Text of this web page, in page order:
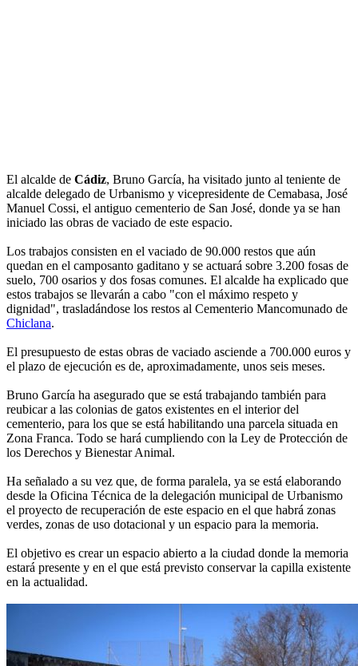
El alcalde de Cádiz, Bruno García, ha visitado junto al teniente de
alcalde delegado de Urbanismo y vicepresidente de Cemabasa, José
Manuel Cossi, el antiguo cementerio de San José, donde ya se han
iniciado las obras de vaciado de este espacio.
Los trabajos consisten en el vaciado de 90.000 restos que aún
quedan en el camposanto gaditano y se actuará sobre 3.200 fosas de
suelo, 700 osarios y dos fosas comunes. El alcalde ha explicado que
estos trabajos se llevarán a cabo "con el máximo respeto y
dignidad", trasladándose los restos al Cementerio Mancomunado de
Chiclana.
El presupuesto de estas obras de vaciado asciende a 700.000 euros y
el plazo de ejecución es de, aproximadamente, unos seis meses.
Bruno García ha asegurado que se está trabajando también para
reubicar a las colonias de gatos existentes en el interior del
cementerio, para los que se está habilitando una parcela situada en
Zona Franca. Todo se hará cumpliendo con la Ley de Protección de
los Derechos y Bienestar Animal.
Ha señalado a su vez que, de forma paralela, ya se está elaborando
desde la Oficina Técnica de la delegación municipal de Urbanismo
el proyecto de recuperación de este espacio en el que habrá zonas
verdes, zonas de uso dotacional y un espacio para la memoria.
El objetivo es crear un espacio abierto a la ciudad donde la memoria
estará presente y en el que está previsto conservar la capilla existente
en la actualidad.